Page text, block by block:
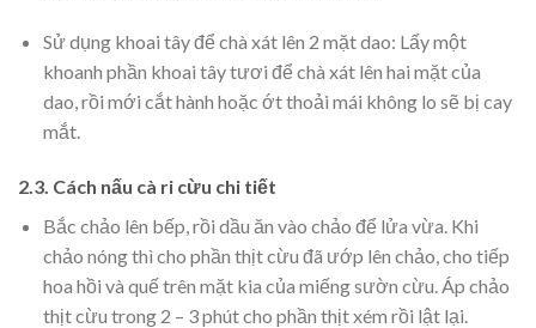
Sử dụng khoai tây để chà xát lên 2 mặt dao: Lấy một
khoanh phần khoai tây tươi để chà xát lên hai mặt của
dao, rồi mới cắt hành hoặc ớt thoải mái không lo sẽ bị cay
mắt.
2.3. Cách nấu cà ri cừu chi tiết
Bắc chảo lên bếp, rồi dầu ăn vào chảo để lửa vừa. Khi
chảo nóng thì cho phần thịt cừu đã ướp lên chảo, cho tiếp
hoa hồi và quế trên mặt kia của miếng sườn cừu. Áp chảo
thịt cừu trong 2 – 3 phút cho phần thịt xém rồi lật lại.